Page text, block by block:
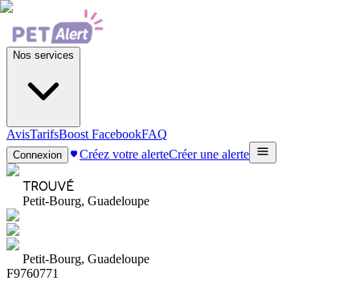
Nos services
AvisTarifsBoost FacebookFAQ
Connexion Créez votre alerteCréer une alerte
TROUVÉ
Petit-Bourg, Guadeloupe
Petit-Bourg, Guadeloupe
F9760771